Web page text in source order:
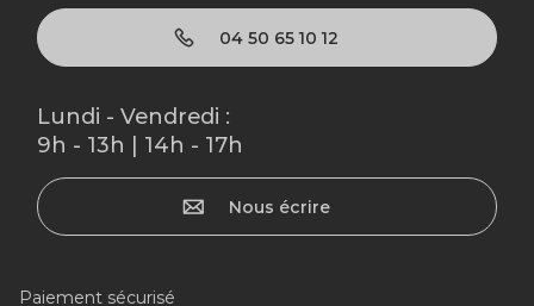
04 50 65 10 12
Lundi - Vendredi :
9h - 13h | 14h - 17h
Nous écrire
Paiement sécurisé